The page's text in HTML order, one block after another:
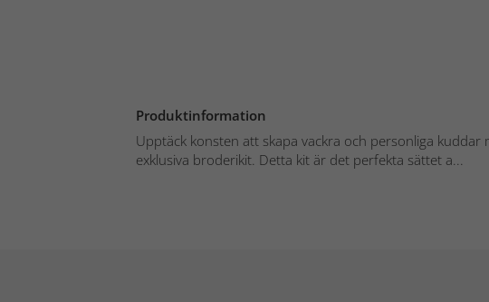
Produktinformation
Upptäck konsten att skapa vackra och personliga kuddar
exklusiva broderikit. Detta kit är det perfekta sättet a...